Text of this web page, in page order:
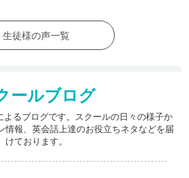
生徒様の声一覧
ールブログ
よるブログです。スクールの日々の様子か
報、 英会話上達のお役立ちネタなどを届
けております。